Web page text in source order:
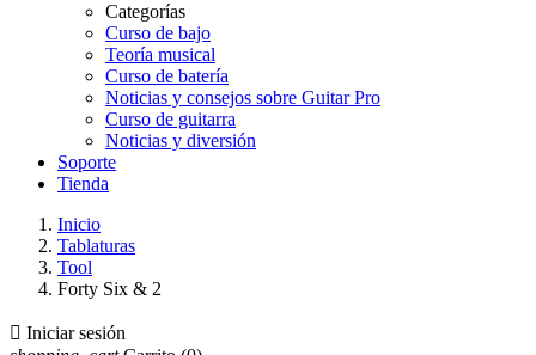
Categorías
Curso de bajo
Teoría musical
Curso de batería
Noticias y consejos sobre Guitar Pro
Curso de guitarra
Noticias y diversión
Soporte
Tienda
Inicio
Tablaturas
Tool
Forty Six & 2
 Iniciar sesión